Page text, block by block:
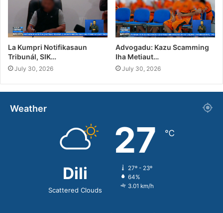
La Kumpri Notifikasaun
Tribunál, SIK…
July 30, 2026
Advogadu: Kazu Scamming
Iha Metiaut…
July 30, 2026
Weather
Dili
Scattered Clouds
27 ℃
27º - 23º
64%
3.01 km/h